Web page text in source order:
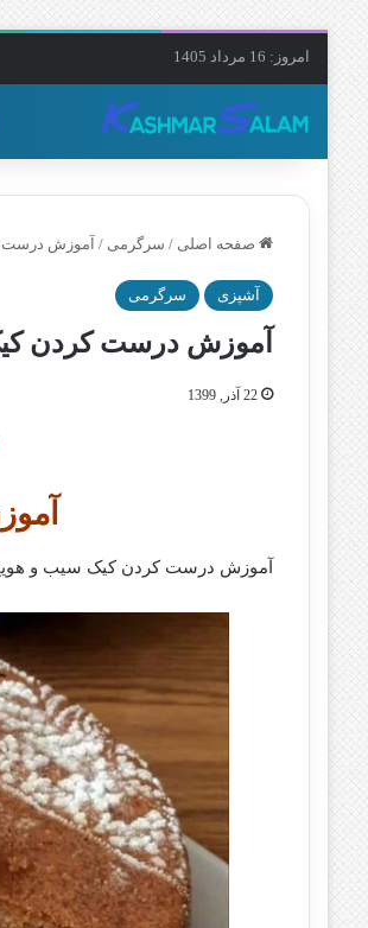
امروز: 16 مرداد 1405
صفحه اصلی / سرگرمی / آموزش درست
آشپزی سرگرمی
آموزش درست کردن
22 آذر, 1399
آموزش درست کردن کیک سیب و هویج